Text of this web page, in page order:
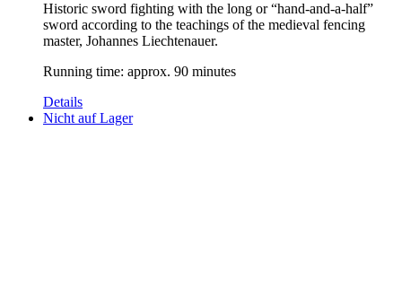
Historic sword fighting with the long or “hand-and-a-half”
sword according to the teachings of the medieval fencing
master, Johannes Liechtenauer.
Running time: approx. 90 minutes
Details
Nicht auf Lager